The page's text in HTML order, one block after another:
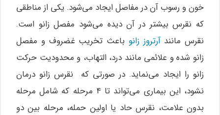
خون و رسوب آن در مفاصل ایجاد می‌شود. یکی از مناطقی
که نقرس بیشتر در آن دیده می‌شود مفصل زانو است.
نقرس مانندآرتروز زانو باعث تخریب غضروف و مفصل
زانو شده و علائمی مانند درد، التهاب، و محدودیت حرکت
زانو را ایجاد می‌نماید. در صورتی که نقرس زانو درمان
نشود، این بیماری می‌تواند تا ۴ مرحله که شامل مرحله
بدون علامت، نقرس حاد یا اولین حمله، مرحله بین دو